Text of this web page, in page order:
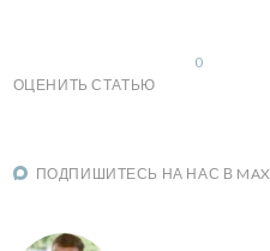
ОЦЕНИТЬ СТАТЬЮ
0
ПОДПИШИТЕСЬ НА НАС В MAX